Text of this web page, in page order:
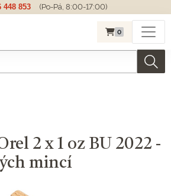
448 853 (Po-Pá, 8:00-17:00)
0
2 x 1 oz BU 2022 -
mincí